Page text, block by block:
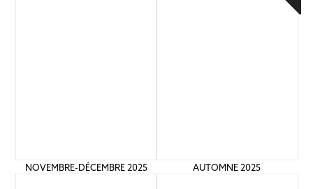
NOVEMBRE-DÉCEMBRE 2025 AUTOMNE 2025